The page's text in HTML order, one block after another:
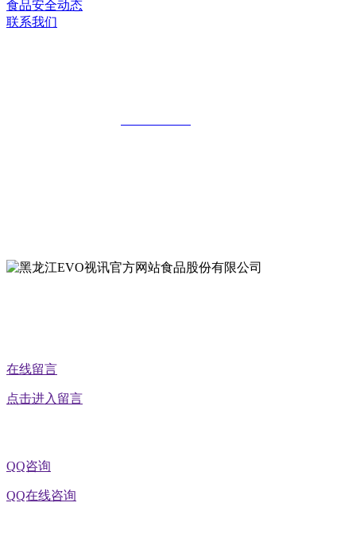
食品安全动态
联系我们
在线留言
点击进入留言
QQ咨询
QQ在线咨询